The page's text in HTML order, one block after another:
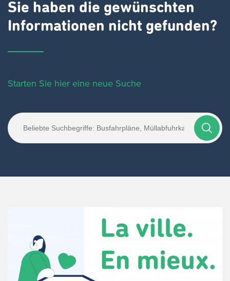
Sie haben die gewünschten
Informationen nicht gefunden?
Starten Sie hier eine neue Suche